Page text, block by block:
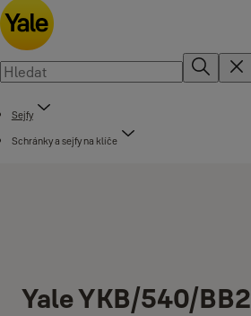
Sejfy
Schránky a sejfy na klíče
Yale YKB/540/BB2